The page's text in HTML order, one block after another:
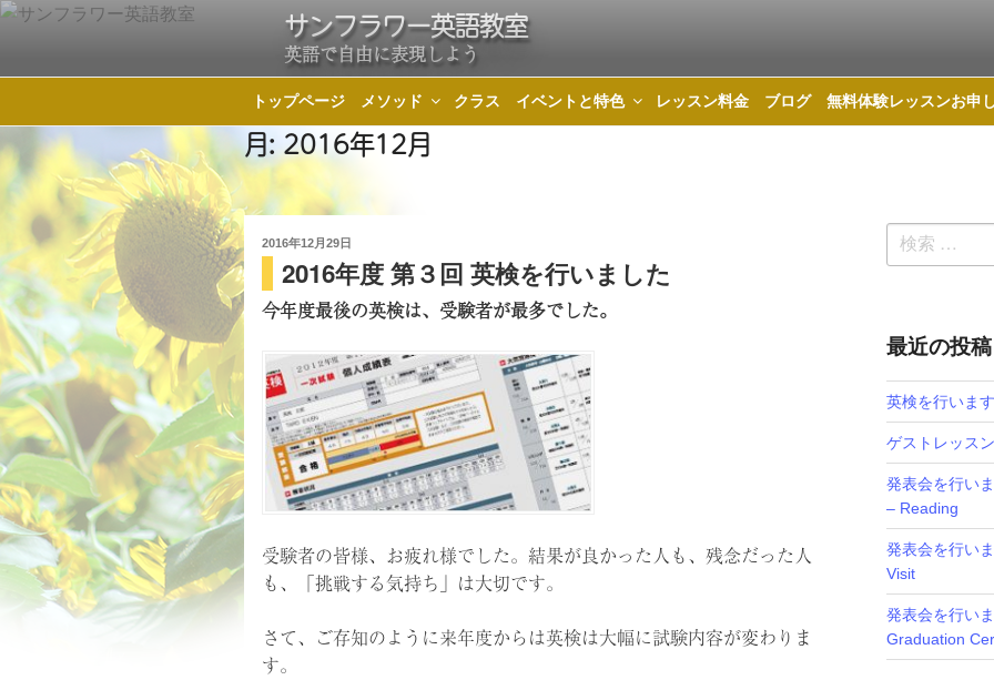
コ
ツ
へ
ス
プ
サンフラワー英語教室
英語で自由に表現しよう
トップページ メソッド クラス イベントと特色 レッスン料金 ブログ 無料体験レッスンお申
月:2016年12月
投
2016年12月29日
2016年度 第３回 英検を行いました
今年度最後の英検は、受験者が最多でした。
受験者の皆様、お疲れ様でした。結果が良かった人も、残念だった人
も、「挑戦する気持ち」は大切です。
さて、ご存知のように来年度からは英検は大幅に試験内容が変わりま
す。
検
索:
最近の投稿
英検を行いま
ゲストレッス
発表会を行い
– Reading
発表会を行い
Visit
発表会を行い
Graduation